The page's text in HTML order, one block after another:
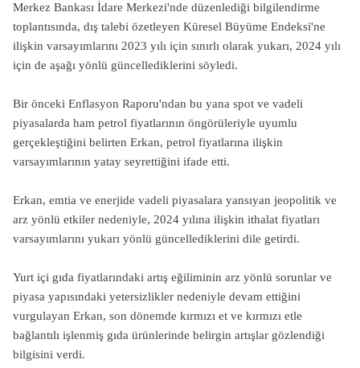
Merkez Bankası İdare Merkezi'nde düzenlediği bilgilendirme
toplantısında, dış talebi özetleyen Küresel Büyüme Endeksi'ne
ilişkin varsayımlarını 2023 yılı için sınırlı olarak yukarı, 2024 yılı
için de aşağı yönlü güncellediklerini söyledi.
Bir önceki Enflasyon Raporu'ndan bu yana spot ve vadeli
piyasalarda ham petrol fiyatlarının öngörüleriyle uyumlu
gerçekleştiğini belirten Erkan, petrol fiyatlarına ilişkin
varsayımlarının yatay seyrettiğini ifade etti.
Erkan, emtia ve enerjide vadeli piyasalara yansıyan jeopolitik ve
arz yönlü etkiler nedeniyle, 2024 yılına ilişkin ithalat fiyatları
varsayımlarını yukarı yönlü güncellediklerini dile getirdi.
Yurt içi gıda fiyatlarındaki artış eğiliminin arz yönlü sorunlar ve
piyasa yapısındaki yetersizlikler nedeniyle devam ettiğini
vurgulayan Erkan, son dönemde kırmızı et ve kırmızı etle
bağlantılı işlenmiş gıda ürünlerinde belirgin artışlar gözlendiği
bilgisini verdi.